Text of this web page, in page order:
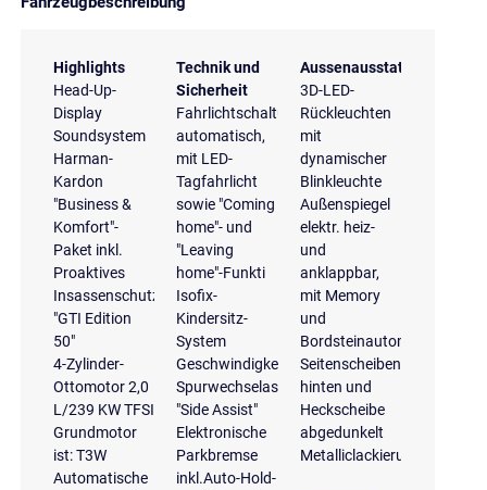
Highlights
Head-Up-
Display
Soundsystem
Harman-
Kardon
"Business &
Komfort"-
Paket inkl.
Proaktives
Insassenschutzsystem
"GTI Edition
50"
4-Zylinder-
Ottomotor 2,0
L/239 KW TFSI
Grundmotor
ist: T3W
Automatische
Technik und
Sicherheit
Fahrlichtschaltung
automatisch,
mit LED-
Tagfahrlicht
sowie "Coming
home"- und
"Leaving
home"-Funkti
Isofix-
Kindersitz-
System
Geschwindigkeitsregelanlage
Spurwechselassistent
"Side Assist"
Elektronische
Parkbremse
inkl.Auto-Hold-
Aussenausstattung
3D-LED-
Rückleuchten
mit
dynamischer
Blinkleuchte
Außenspiegel
elektr. heiz-
und
anklappbar,
mit Memory
und
Bordsteinautomatik
Seitenscheiben
hinten und
Heckscheibe
abgedunkelt
Metalliclackierung